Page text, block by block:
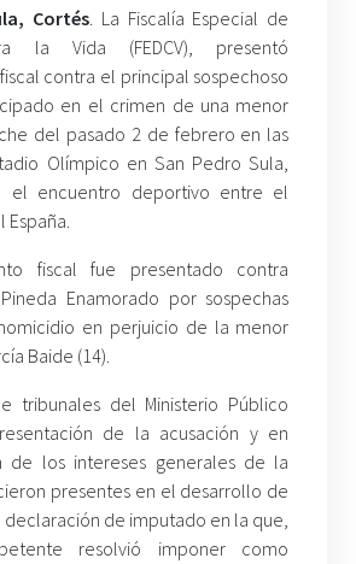
Cortés. La Fiscalía Especial de
la Vida (FEDCV), presentó
contra el principal sospechoso
en el crimen de una menor
del pasado 2 de febrero en las
Olímpico en San Pedro Sula,
el encuentro deportivo entre el
España.
fiscal fue presentado contra
Enamorado por sospechas
en perjuicio de la menor
Baide (14).
tribunales del Ministerio Público
de la acusación y en
de los intereses generales de la
presentes en el desarrollo de
declaración de imputado en la que,
resolvió imponer como